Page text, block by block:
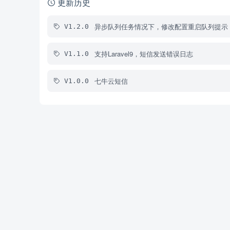
更新历史
V1.2.0 异步队列任务情况下，修改配置重启队列提示
V1.1.0 支持Laravel9，短信发送错误日志
V1.0.0 七牛云短信